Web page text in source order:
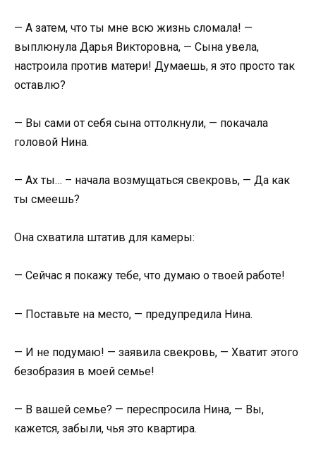
— А затем, что ты мне всю жизнь сломала! —
выплюнула Дарья Викторовна, — Сына увела,
настроила против матери! Думаешь, я это просто так
оставлю?
— Вы сами от себя сына оттолкнули, — покачала
головой Нина.
— Ах ты… – начала возмущаться свекровь, — Да как
ты смеешь?
Она схватила штатив для камеры:
— Сейчас я покажу тебе, что думаю о твоей работе!
— Поставьте на место, — предупредила Нина.
— И не подумаю! — заявила свекровь, — Хватит этого
безобразия в моей семье!
— В вашей семье? — переспросила Нина, — Вы,
кажется, забыли, чья это квартира.